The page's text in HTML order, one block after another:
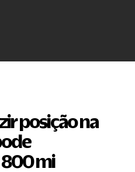
posição na
mi